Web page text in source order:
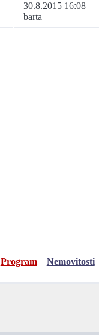
30.8.2015 16:08
barta
Program Nemovitosti